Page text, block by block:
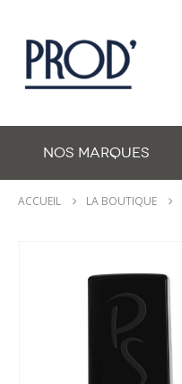
NOS MARQUES
ACCUEIL LA BOUTIQUE